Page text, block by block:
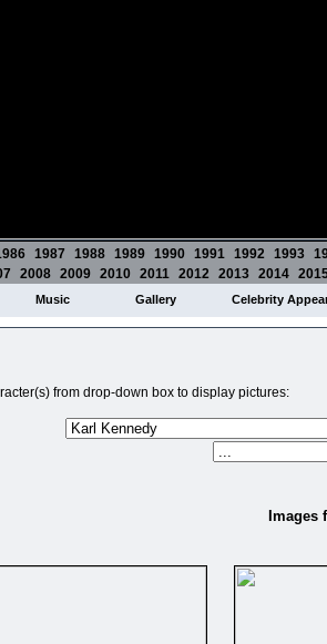
1987 1988 1989 1990 1991 1992 1993
2008 2009 2010 2011 2012 2013 2014
Music Gallery Celebrity
from drop-down box to display pictures:
Images